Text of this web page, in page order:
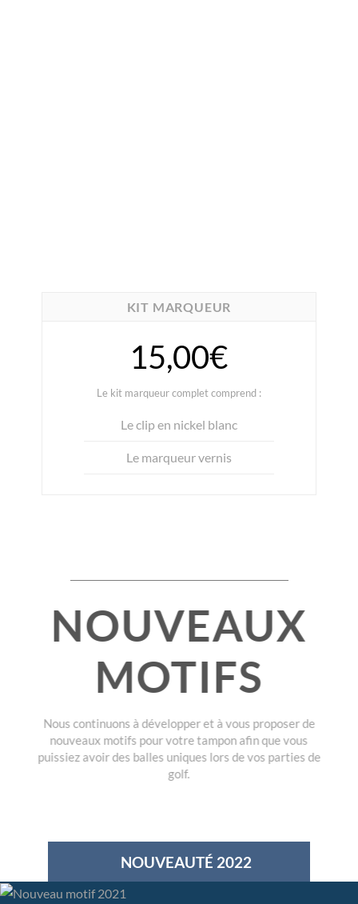
KIT MARQUEUR
15,00€
Le kit marqueur complet comprend :
Le clip en nickel blanc
Le marqueur vernis
NOUVEAUX
MOTIFS
Nous continuons à développer et à vous proposer de
nouveaux motifs pour votre tampon afin que vous
puissiez avoir des balles uniques lors de vos parties de
golf.
NOUVEAUTÉ 2022